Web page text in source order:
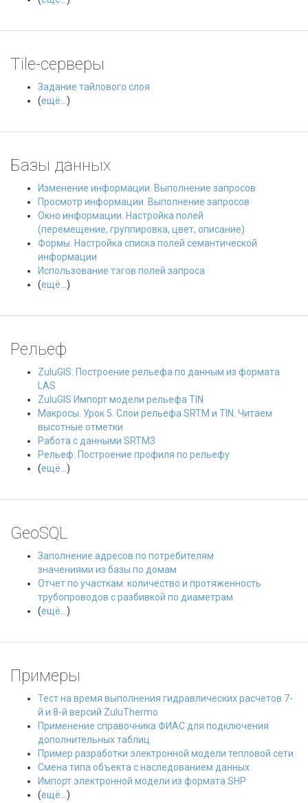
Tile-серверы
Задание тайлового слоя
(ещё... )
Базы данных
Изменение информации. Выполнение запросов
Просмотр информации. Выполнение запросов
Окно информации. Настройка полей
(перемещение, группировка, цвет, описание)
Формы. Настройка списка полей семантической
информации
Использование тэгов полей запроса
(ещё... )
Рельеф
ZuluGIS: Построение рельефа по данным из формата
LAS
ZuluGIS Импорт модели рельефа TIN
Макросы. Урок 5. Слои рельефа SRTM и TIN. Читаем
высотные отметки
Работа с данными SRTM3
Рельеф. Построение профиля по рельефу
(ещё... )
GeoSQL
Заполнение адресов по потребителям
значениями из базы по домам
Отчет по участкам: количество и протяженность
трубопроводов с разбивкой по диаметрам
(ещё... )
Примеры
Тест на время выполнения гидравлических расчетов 7-
й и 8-й версий ZuluThermo
Применение справочника ФИАС для подключения
дополнительных таблиц
Пример разработки электронной модели тепловой сети
Смена типа объекта с наследованием данных
Импорт электронной модели из формата SHP
(ещё... )